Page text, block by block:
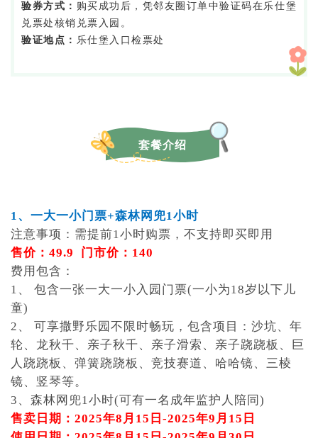
验券方式： 购买成功后，凭邻友圈订单中验证码在乐仕堡
兑票处核销兑票入园。
验证地点： 乐仕堡入口检票处
套餐介绍
1、一大一小门票+森林网兜1小时
注意事项：需提前1小时购票，不支持即买即用
售价：49.9 门市价：140
费用包含：
1、 包含一张一大一小入园门票(一小为18岁以下儿
童)
2、 可享撒野乐园不限时畅玩，包含项目：沙坑、年
轮、龙秋千、亲子秋千、亲子滑索、亲子跷跷板、巨
人跷跷板、弹簧跷跷板、竞技赛道、哈哈镜、三棱
镜、竖琴等。
3、森林网兜1小时(可有一名成年监护人陪同)
售卖日期：2025年8月15日-2025年9月15日